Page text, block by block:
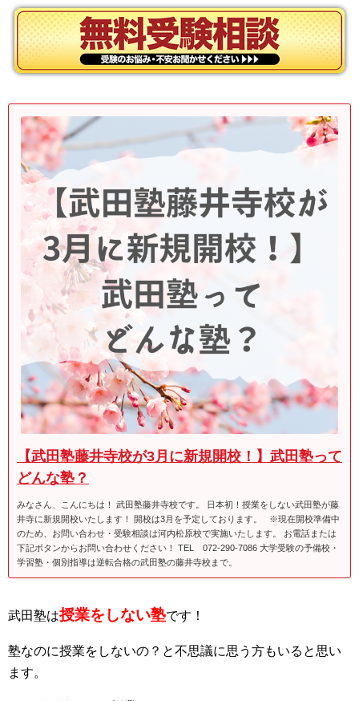
【武田塾藤井寺校が3月に新規開校！】武田塾って
どんな塾？
みなさん、こんにちは！ 武田塾藤井寺校です。 日本初！授業をしない武田塾が藤
井寺に新規開校いたします！ 開校は3月を予定しております。 ※現在開校準備中
のため、お問い合わせ・受験相談は河内松原校で実施いたします。 お電話または
下記ボタンからお問い合わせください！ TEL 072-290-7086 大学受験の予備校・
学習塾・個別指導は逆転合格の武田塾の藤井寺校まで。
武田塾は授業をしない塾です！
塾なのに授業をしないの？と不思議に思う方もいると思い
ます。